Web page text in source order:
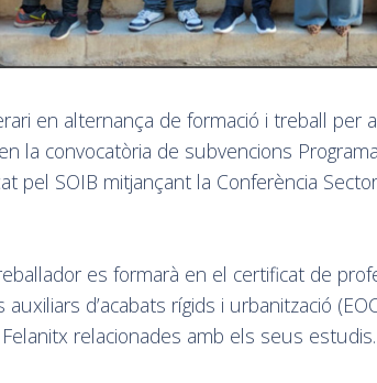
en alternança de formació i treball per
la convocatòria de subvencions
pel SOIB mitjançant la Conferència
es formarà en el certificat de
auxiliars d’acabats rígids i urbanització
relacionades amb els seus estudis.